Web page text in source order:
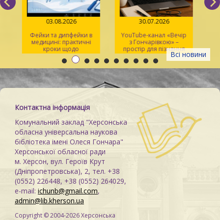
Всі новини
03.08.2026
Фейки та дипфейки в
медицині: практичні
кроки щодо
розпізнавання
30.07.2026
YouTube-канал «Вечір
з Гончарівкою» –
простір для пізнання
та натхнення
Контактна інформація
Комунальний заклад "Херсонська
обласна універсальна наукова
бібліотека імені Олеся Гончара"
Херсонської обласної ради
м. Херсон, вул. Героїв Крут
(Дніпропетровська), 2, тел. +38
(0552) 226448, +38 (0552) 264029,
e-mail: ichunb@gmail.com,
admin@lib.kherson.ua
Copyright © 2004-2026 Херсонська